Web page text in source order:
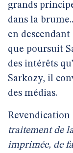
grands
dans la
en
que poursuit
des intérêts
Sarkozy, il
des médias.
Revendication
traitement de
imprimée, de